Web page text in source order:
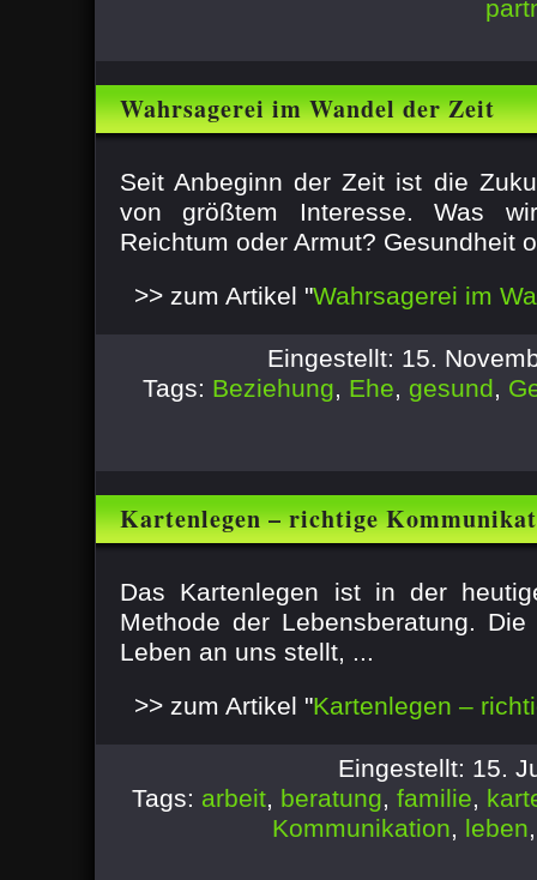
Wahrsagerei im Wandel der Zeit
Seit Anbeginn der Zeit ist die
von größtem Interesse. Was
Reichtum oder Armut? Gesundheit
>> zum Artikel "Wahrsagerei im
Eingestellt: 15.
Tags: Beziehung, Ehe, gesund,
Kartenlegen – richtige
Das Kartenlegen ist in der
Methode der Lebensberatung.
Leben an uns stellt, ...
>> zum Artikel "Kartenlegen –
Eingestellt: 15.
Tags: arbeit, beratung, familie,
Kommunikation, leben